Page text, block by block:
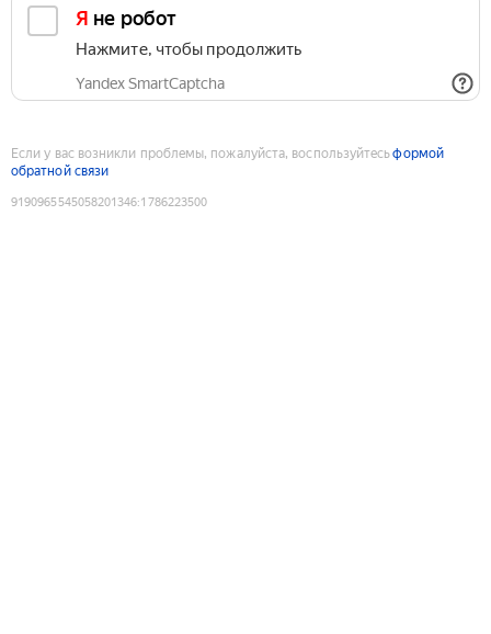
Я не робот
Нажмите, чтобы продолжить
Yandex SmartCaptcha
Если у вас возникли проблемы, пожалуйста, воспользуйтесьформой
обратной связи
9190965545058201346:1786223500